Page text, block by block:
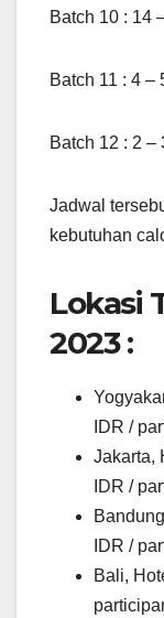
Batch 10 : 14
Batch 11 : 4 –
Batch 12 : 2 –
Jadwal
kebutuhan
Lokasi
2023 :
IDR /
Jakarta,
IDR /
IDR /
Bali,